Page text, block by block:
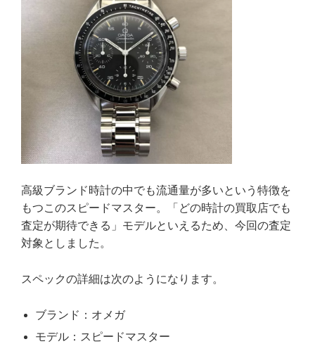
高級ブランド時計の中でも流通量が多いという特徴を
もつこのスピードマスター。「どの時計の買取店でも
査定が期待できる」モデルといえるため、今回の査定
対象としました。
スペックの詳細は次のようになります。
ブランド：オメガ
モデル：スピードマスター